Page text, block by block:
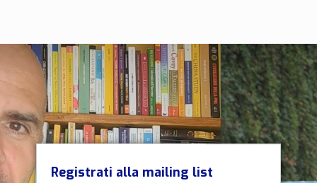
Registrati alla mailing list